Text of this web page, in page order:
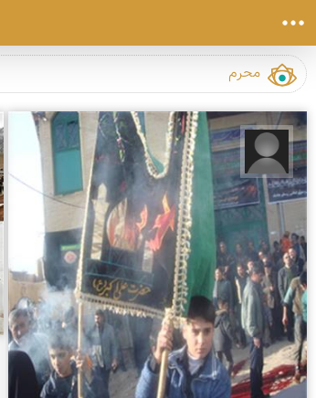
عباس رضائی